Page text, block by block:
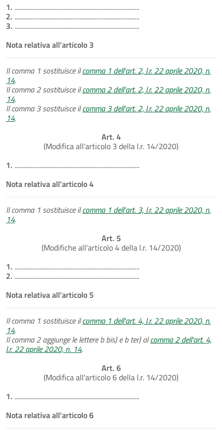
1. ....................................................................................
2. ....................................................................................
3. ....................................................................................
Nota relativa all'articolo 3
Il comma 1 sostituisce ilcomma 1 dell'art. 2, l.r. 22 aprile 2020, n.
14.
Il comma 2 sostituisce ilcomma 2 dell'art. 2, l.r. 22 aprile 2020, n.
14.
Il comma 3 sostituisce ilcomma 3 dell'art. 2, l.r. 22 aprile 2020, n.
14.
Art. 4
(Modifica all'articolo 3 della l.r. 14/2020)
1. ....................................................................................
Nota relativa all'articolo 4
Il comma 1 sostituisce ilcomma 1 dell'art. 3, l.r. 22 aprile 2020, n.
14.
Art. 5
(Modifiche all'articolo 4 della l.r. 14/2020)
1. ....................................................................................
2. ....................................................................................
Nota relativa all'articolo 5
Il comma 1 sostituisce ilcomma 1 dell'art. 4, l.r. 22 aprile 2020, n.
14.
Il comma 2 aggiunge le lettere b bis) e b ter) alcomma 2 dell'art. 4,
l.r. 22 aprile 2020, n. 14.
Art. 6
(Modifica all'articolo 6 della l.r. 14/2020)
1. ....................................................................................
Nota relativa all'articolo 6